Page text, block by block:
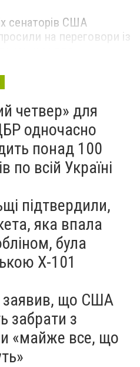
сенаторів США
на переговори із
– The Hill
четвер» для
одночасно
понад 100
по всій Україні
підтвердили,
яка впала
була
Х-101
заявив, що США
забрати з
«майже все, що